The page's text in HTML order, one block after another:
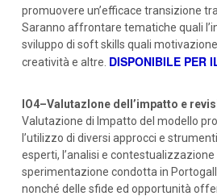
promuovere un’efficace transizione
Saranno affrontare tematiche quali
sviluppo di soft skills quali
creatività e altre. DISPONIBILE PER
IO4–ValutazIone dell’impatto e
Valutazione di Impatto del modello
l’utilizzo di diversi approcci e
esperti, l’analisi e
sperimentazione condotta in
nonché delle sfide ed opportunità